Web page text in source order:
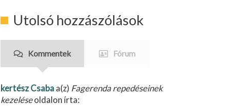
Utolsó hozzászólások
Kommentek Fórum
kertész Csabaa(z) Fagerenda repedéseinek
kezeléseoldalon írta: